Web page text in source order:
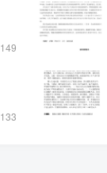
149
133